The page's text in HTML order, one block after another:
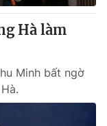
Hà làm
Minh bất ngờ